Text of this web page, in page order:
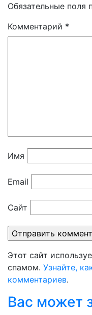
Обязательные поля
Комментарий *
Имя
Email
Сайт
Этот сайт
спамом. Узнайте,
комментариев.
Вас может